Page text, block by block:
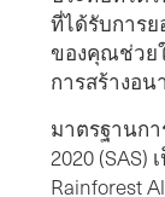
ที่ได้รับการ
ของคุณช่วย
การสร้างอ
มาตรฐานกา
2020
Rainforest